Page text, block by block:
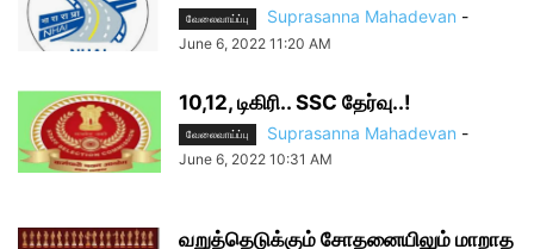
வேலைவாய்ப்பு Suprasanna Mahadevan -
June 6, 2022 11:20 AM
10,12, டிகிரி.. SSC தேர்வு..!
வேலைவாய்ப்பு Suprasanna Mahadevan -
June 6, 2022 10:31 AM
வறுத்தெடுக்கும் சோதனையிலும் மாறாத